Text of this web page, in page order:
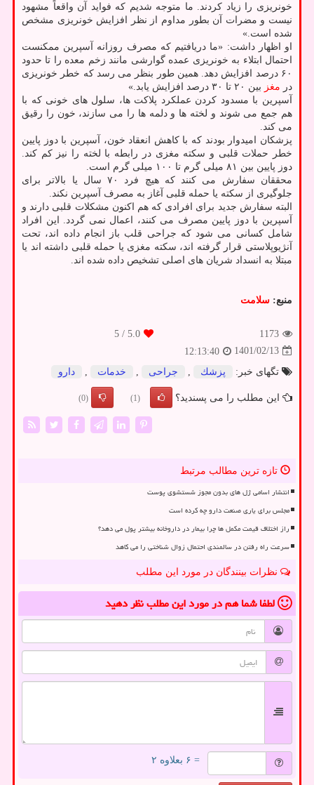
خونریزی را زیاد کردند. ما متوجه شدیم که فواید آن واقعاً مشهود
نیست و مضرات آن بطور مداوم از نظر افزایش خونریزی مشخص
شده است.»
او اظهار داشت: «ما دریافتیم که مصرف روزانه آسپرین ممکنست
احتمال ابتلاء به خونریزی عمده گوارشی مانند زخم معده را تا حدود
۶۰ درصد افزایش دهد. همین طور بنظر می رسد که خطر خونریزی
در مغز بین ۲۰ تا ۳۰ درصد افزایش یابد.»
آسپرین با مسدود کردن عملکرد پلاکت ها، سلول های خونی که با
هم جمع می شوند و لخته ها و دلمه ها را می سازند، خون را رقیق
می کند.
پزشکان امیدوار بودند که با کاهش انعقاد خون، آسپرین با دوز پایین
خطر حملات قلبی و سکته مغزی در رابطه با لخته را نیز کم کند.
دوز پایین بین ۸۱ میلی گرم تا ۱۰۰ میلی گرم است.
محققان سفارش می کنند که هیچ فرد ۷۰ سال یا بالاتر برای
جلوگیری از سکته یا حمله قلبی آغاز به مصرف آسپرین نکند.
البته سفارش جدید برای افرادی که هم اکنون مشکلات قلبی دارند و
آسپرین با دوز پایین مصرف می کنند، اعمال نمی گردد. این افراد
شامل کسانی می شود که جراحی قلب باز انجام داده اند، تحت
آنژیوپلاستی قرار گرفته اند، سکته مغزی یا حمله قلبی داشته اند یا
مبتلا به انسداد شریان های اصلی تشخیص داده شده اند.
منبع: سلامت
1173
5.0
/ 5
1401/02/13
12:13:40
تگهای خبر:
پزشك , جراحی , خدمات , دارو
این مطلب را می پسندید؟ (1)
(0)
تازه ترین مطالب مرتبط
انتشار اسامی ژل های بدون مجوز شستشوی پوست
مجلس برای یاری صنعت دارو چه کرده است
راز اختلاف قیمت مکمل ها چرا بیمار در داروخانه بیشتر پول می دهد؟
سرعت راه رفتن در سالمندی احتمال زوال شناختی را می کاهد
نظرات بینندگان در مورد این مطلب
لطفا شما همدر مورد این مطلبنظر دهید
= ۶ بعلاوه ۲